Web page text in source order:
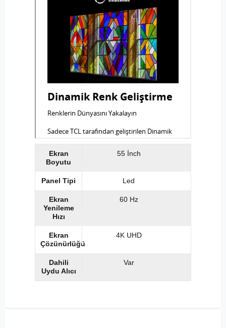
Ekran
Boyutu
55 İnch
Panel Tipi Led
Ekran
Yenileme
Hızı
60 Hz
Ekran
Çözünürlüğü
4K UHD
Dahili
Uydu Alıcı
Var